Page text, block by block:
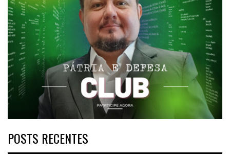
POSTS RECENTES